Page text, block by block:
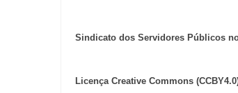
Sindicato dos Servidores Públicos
Licença Creative Commons